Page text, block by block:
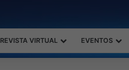
REVISTA VIRTUAL EVENTOS